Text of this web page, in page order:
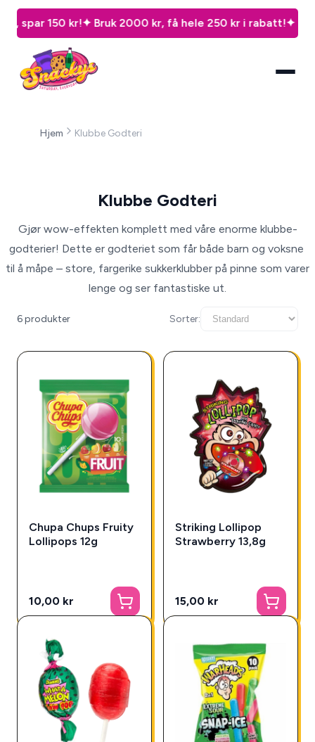
spar 150 kr! ✦ Bruk 2000 kr, få hele 250 kr i rabatt!✦ Bruk
Hjem Klubbe Godteri
Klubbe Godteri
Gjør wow-effekten komplett med våre enorme klubbe-
godterier! Dette er godteriet som får både barn og voksne
til å måpe – store, fargerike sukkerklubber på pinne som varer
lenge og ser fantastiske ut.
6 produkter Sorter:
Chupa Chups Fruity
Lollipops 12g
10,00 kr
Striking Lollipop
Strawberry 13,8g
15,00 kr